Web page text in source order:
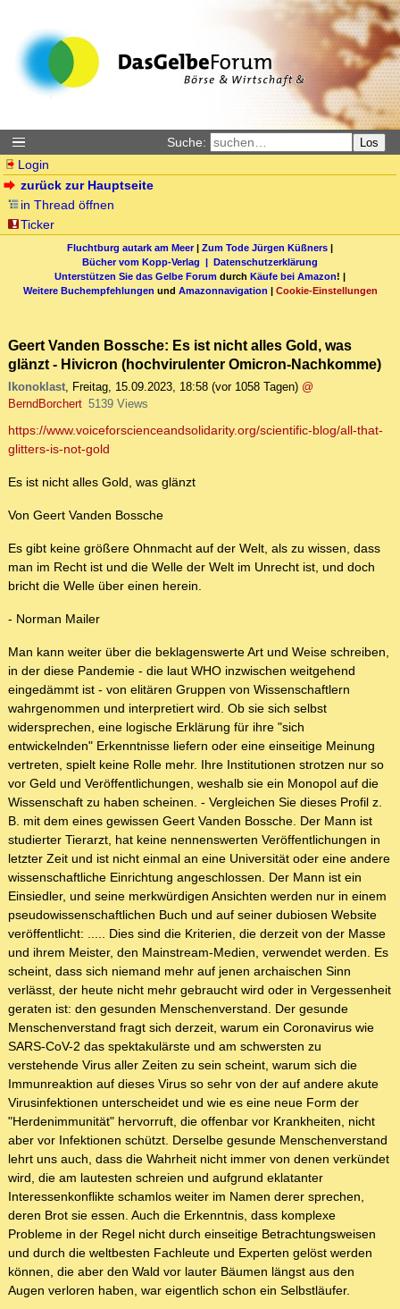
Suche: Los
Login
zurück zur Hauptseite
in Thread öffnen
Ticker
Fluchtburg autark am Meer| Zum Tode Jürgen Küßners |
Bücher vom Kopp-Verlag | Datenschutzerklärung
Unterstützen Sie das Gelbe Forum durch Käufe bei Amazon! |
Weitere Buchempfehlungen und Amazonnavigation | Cookie-Einstellungen
Geert Vanden Bossche: Es ist nicht alles Gold, was
glänzt - Hivicron (hochvirulenter Omicron-Nachkomme)
Ikonoklast, Freitag, 15.09.2023, 18:58 (vor 1058 Tagen) @
BerndBorchert 5139 Views
https://www.voiceforscienceandsolidarity.org/scientific-blog/all-that-
glitters-is-not-gold
Es ist nicht alles Gold, was glänzt
Von Geert Vanden Bossche
Es gibt keine größere Ohnmacht auf der Welt, als zu wissen, dass
man im Recht ist und die Welle der Welt im Unrecht ist, und doch
bricht die Welle über einen herein.‍
- Norman Mailer
Man kann weiter über die beklagenswerte Art und Weise schreiben,
in der diese Pandemie - die laut WHO inzwischen weitgehend
eingedämmt ist - von elitären Gruppen von Wissenschaftlern
wahrgenommen und interpretiert wird. Ob sie sich selbst
widersprechen, eine logische Erklärung für ihre "sich
entwickelnden" Erkenntnisse liefern oder eine einseitige Meinung
vertreten, spielt keine Rolle mehr. Ihre Institutionen strotzen nur so
vor Geld und Veröffentlichungen, weshalb sie ein Monopol auf die
Wissenschaft zu haben scheinen. - Vergleichen Sie dieses Profil z.
B. mit dem eines gewissen Geert Vanden Bossche. Der Mann ist
studierter Tierarzt, hat keine nennenswerten Veröffentlichungen in
letzter Zeit und ist nicht einmal an eine Universität oder eine andere
wissenschaftliche Einrichtung angeschlossen. Der Mann ist ein
Einsiedler, und seine merkwürdigen Ansichten werden nur in einem
pseudowissenschaftlichen Buch und auf seiner dubiosen Website
veröffentlicht: ..... Dies sind die Kriterien, die derzeit von der Masse
und ihrem Meister, den Mainstream-Medien, verwendet werden. Es
scheint, dass sich niemand mehr auf jenen archaischen Sinn
verlässt, der heute nicht mehr gebraucht wird oder in Vergessenheit
geraten ist: den gesunden Menschenverstand. Der gesunde
Menschenverstand fragt sich derzeit, warum ein Coronavirus wie
SARS-CoV-2 das spektakulärste und am schwersten zu
verstehende Virus aller Zeiten zu sein scheint, warum sich die
Immunreaktion auf dieses Virus so sehr von der auf andere akute
Virusinfektionen unterscheidet und wie es eine neue Form der
"Herdenimmunität" hervorruft, die offenbar vor Krankheiten, nicht
aber vor Infektionen schützt. Derselbe gesunde Menschenverstand
lehrt uns auch, dass die Wahrheit nicht immer von denen verkündet
wird, die am lautesten schreien und aufgrund eklatanter
Interessenkonflikte schamlos weiter im Namen derer sprechen,
deren Brot sie essen. Auch die Erkenntnis, dass komplexe
Probleme in der Regel nicht durch einseitige Betrachtungsweisen
und durch die weltbesten Fachleute und Experten gelöst werden
können, die aber den Wald vor lauter Bäumen längst aus den
Augen verloren haben, war eigentlich schon ein Selbstläufer.